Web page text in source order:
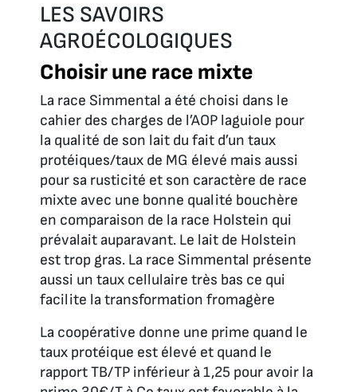
LES SAVOIRS
AGROÉCOLOGIQUES
Choisir une race mixte
La race Simmental a été choisi dans le
cahier des charges de l’AOP laguiole pour
la qualité de son lait du fait d’un taux
protéiques/taux de MG élevé mais aussi
pour sa rusticité et son caractère de race
mixte avec une bonne qualité bouchère
en comparaison de la race Holstein qui
prévalait auparavant. Le lait de Holstein
est trop gras. La race Simmental présente
aussi un taux cellulaire très bas ce qui
facilite la transformation fromagère
La coopérative donne une prime quand le
taux protéique est élevé et quand le
rapport TB/TP inférieur à 1,25 pour avoir la